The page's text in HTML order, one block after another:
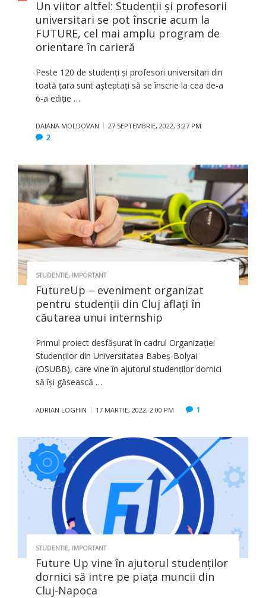
Un viitor altfel: Studenții și profesorii
universitari se pot înscrie acum la
FUTURE, cel mai amplu program de
orientare în carieră
Peste 120 de studenți și profesori universitari din
toată țara sunt așteptați să se înscrie la cea de-a
6-a ediție …
DAIANA MOLDOVAN 27 SEPTEMBRIE, 2022, 3:27 PM
2
STUDENTIE, IMPORTANT
FutureUp – eveniment organizat
pentru studenţii din Cluj aflaţi în
căutarea unui internship
Primul proiect desfășurat în cadrul Organizației
Studenților din Universitatea Babeș-Bolyai
(OSUBB), care vine în ajutorul studenților dornici
să își găsească …
ADRIAN LOGHIN 17 MARTIE, 2022, 2:00 PM 1
STUDENTIE, IMPORTANT
Future Up vine în ajutorul studenților
dornici să intre pe piața muncii din
Cluj-Napoca